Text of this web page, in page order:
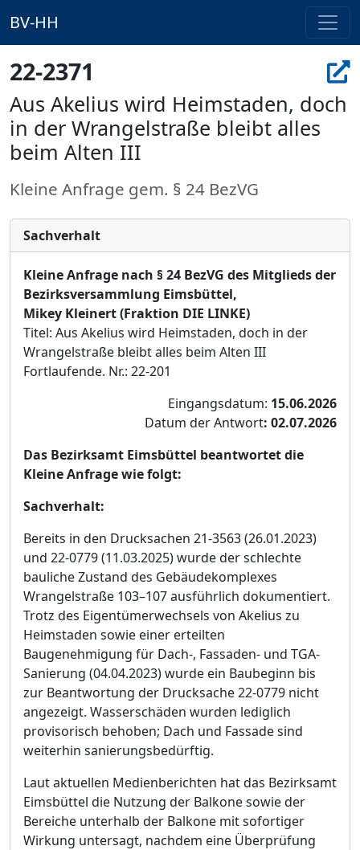
BV-HH
22-2371
Aus Akelius wird Heimstaden, doch
in der Wrangelstraße bleibt alles
beim Alten III
Kleine Anfrage gem. § 24 BezVG
Sachverhalt
Kleine Anfrage nach § 24 BezVG des Mitglieds der
Bezirksversammlung Eimsbüttel,
Mikey Kleinert (Fraktion DIE LINKE)
Titel: Aus Akelius wird Heimstaden, doch in der
Wrangelstraße bleibt alles beim Alten III
Fortlaufende. Nr.: 22-201
Eingangsdatum: 15.06.2026
Datum der Antwort: 02.07.2026
Das Bezirksamt Eimsbüttel beantwortet die
Kleine Anfrage wie folgt:
Sachverhalt:
Bereits in den Drucksachen 21-3563 (26.01.2023)
und 22-0779 (11.03.2025) wurde der schlechte
bauliche Zustand des Gebäudekomplexes
Wrangelstraße 103–107 ausführlich dokumentiert.
Trotz des Eigentümerwechsels von Akelius zu
Heimstaden sowie einer erteilten
Baugenehmigung für Dach-, Fassaden- und TGA-
Sanierung (04.04.2023) wurde ein Baubeginn bis
zur Beantwortung der Drucksache 22-0779 nicht
angezeigt. Wasserschäden wurden lediglich
provisorisch behoben; Dach und Fassade sind
weiterhin sanierungsbedürftig.
Laut aktuellen Medienberichten hat das Bezirksamt
Eimsbüttel die Nutzung der Balkone sowie der
Bereiche unterhalb der Balkone mit sofortiger
Wirkung untersagt, nachdem eine Überprüfung